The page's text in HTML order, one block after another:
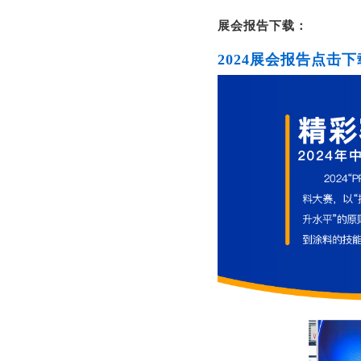
展会报告下载：
2024展会报告点击下